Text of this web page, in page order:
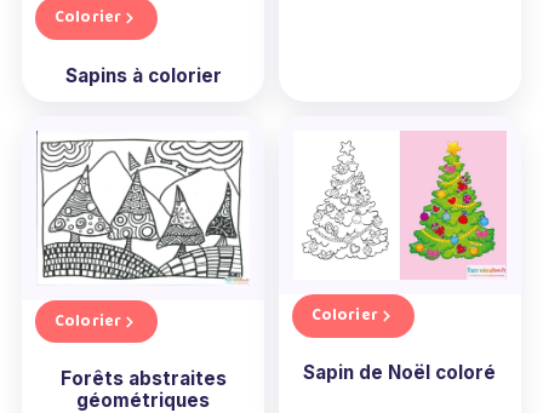
Colorier
Sapins à colorier
Colorier
Forêts abstraites
géométriques
Colorier
Sapin de Noël coloré